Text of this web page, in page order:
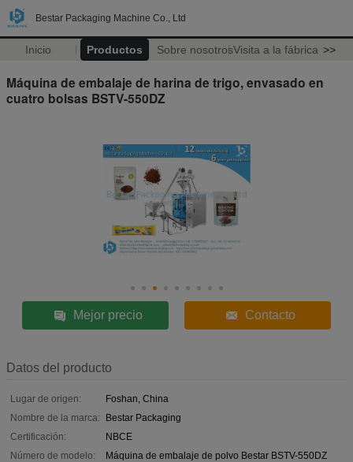
Bestar Packaging Machine Co., Ltd
Inicio Productos Sobre nosotrosVisita a la fábrica >>
Máquina de embalaje de harina de trigo, envasado en
cuatro bolsas BSTV-550DZ
Mejor precio Contacto
Datos del producto
Lugar de origen:
Foshan, China
Nombre de la marca:
Bestar Packaging
Certificación:
NBCE
Número de modelo:
Máquina de embalaje de polvo Bestar BSTV-550DZ